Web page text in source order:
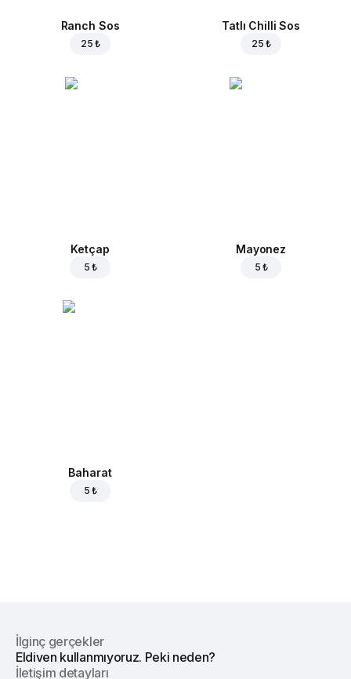
Ranch Sos
25 ₺
Tatlı Chilli Sos
25 ₺
Ketçap
5 ₺
Mayonez
5 ₺
Baharat
5 ₺
İlginç gerçekler
Eldiven kullanmıyoruz. Peki neden?
İletişim detayları